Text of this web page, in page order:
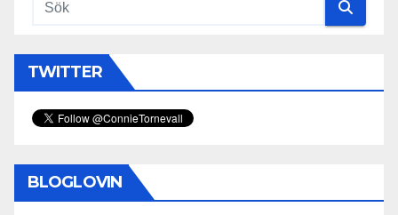
TWITTER
BLOGLOVIN